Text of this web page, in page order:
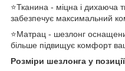
⭐Тканина - міцна і дихаюча
забезпечує максимальний
⭐Матрац - шезлонг
більше підвищує комфорт
Розміри шезлонга у